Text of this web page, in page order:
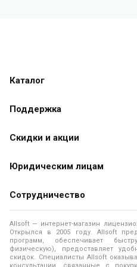
Каталог
Каталог программ
Поддержка
Оплата заказов
Доставка заказа
Помощь
Правила продажи
Политика использования
Скидки и акции
Специальные
Юридическим лицам
Продажа программ
О лицензировании
Программы для компьютера
Контакты
Сотрудничество
О магазине
Адреса и телефоны
Новости
Allsoft — интернет-магазин
Открылся в 2005 году. Allsoft
программ, обеспечивает
физическую), предоставляет
скидок. Специалисты Allsoft